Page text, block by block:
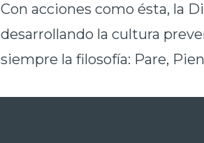
Con acciones como ésta, la
desarrollando la cultura
siempre la filosofía: Pare,